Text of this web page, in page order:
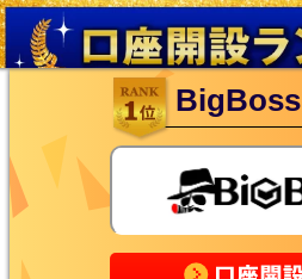
BigBoss